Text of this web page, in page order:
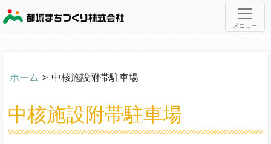
メニュー
ホーム > 中核施設附帯駐車場
中核施設附帯駐車場